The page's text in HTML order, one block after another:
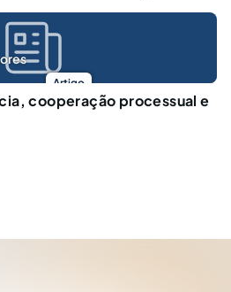
Artigo
cooperação processual e